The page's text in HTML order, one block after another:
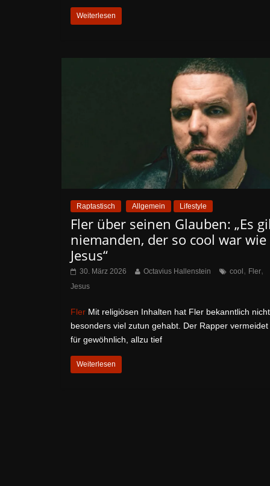
Weiterlesen
Raptastisch Allgemein Lifestyle
Fler über seinen Glauben: „Es
niemanden, der so cool war wie
Jesus“
30. März 2026 Octavius Hallenstein cool, Fler,
Jesus
Fler Mit religiösen Inhalten hat Fler bekanntlich nicht
besonders viel zutun gehabt. Der Rapper vermeidet
für gewöhnlich, allzu tief
Weiterlesen